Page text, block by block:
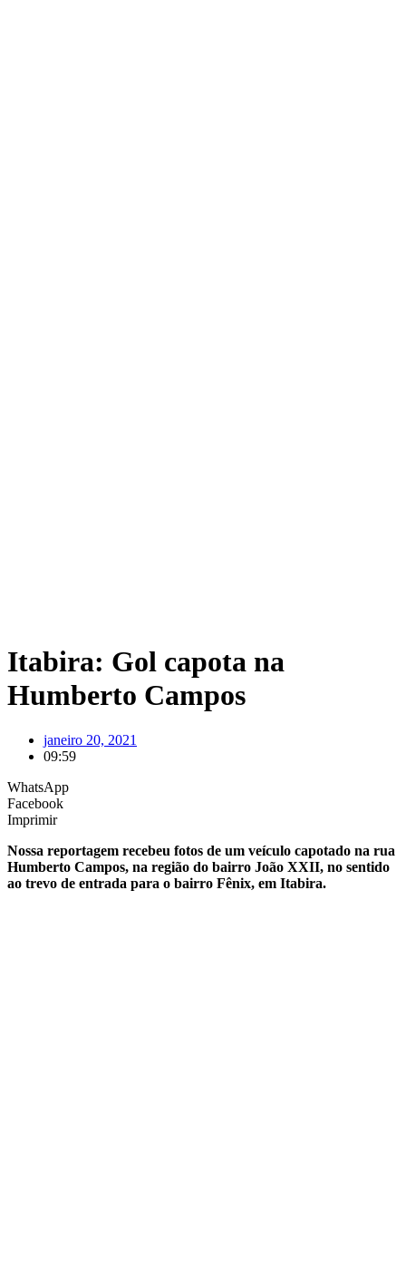
Itabira: Gol capota na
Humberto Campos
janeiro 20, 2021
09:59
WhatsApp
Facebook
Imprimir
Nossa reportagem recebeu fotos de um veículo capotado na rua
Humberto Campos, na região do bairro João XXII, no sentido
ao trevo de entrada para o bairro Fênix, em Itabira.